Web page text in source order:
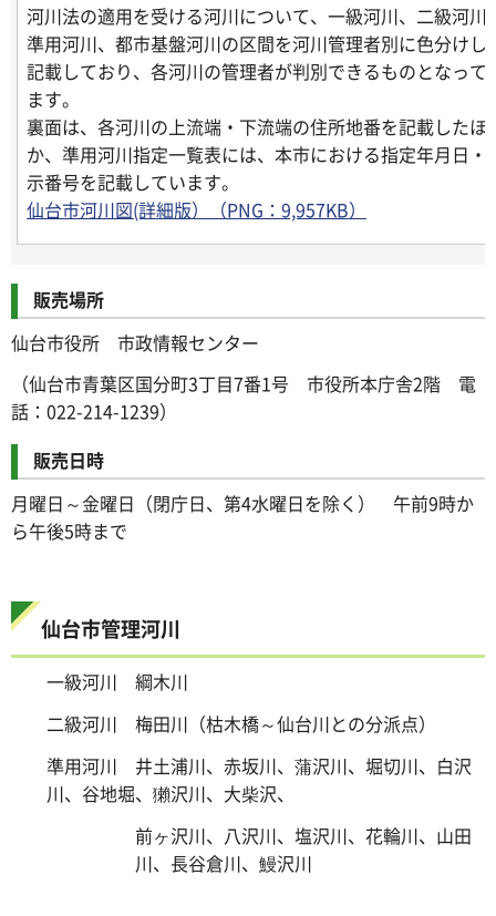
河川法の適用を受ける河川について、一級河川、二級河川
準用河川、都市基盤河川の区間を河川管理者別に色分けし
記載しており、各河川の管理者が判別できるものとなって
ます。
裏面は、各河川の上流端・下流端の住所地番を記載したほ
か、準用河川指定一覧表には、本市における指定年月日・
示番号を記載しています。
仙台市河川図(詳細版）（PNG：9,957KB）
販売場所
仙台市役所 市政情報センター
（仙台市青葉区国分町3丁目7番1号 市役所本庁舎2階 電
話：022-214-1239）
販売日時
月曜日～金曜日（閉庁日、第4水曜日を除く） 午前9時か
ら午後5時まで
仙台市管理河川
一級河川 綱木川
二級河川 梅田川（枯木橋～仙台川との分派点）
準用河川 井土浦川、赤坂川、蒲沢川、堀切川、白沢
川、谷地堀、獺沢川、大柴沢、
前ヶ沢川、八沢川、塩沢川、花輪川、山田
川、長谷倉川、鰻沢川